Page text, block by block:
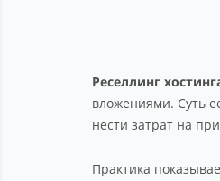
Реселлинг
вложениями. Суть
нести затрат на
Практика